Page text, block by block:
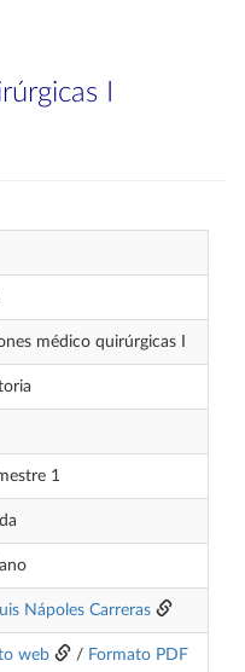
I
médico quirúrgicas I
1
Nápoles Carreras
web / Formato PDF